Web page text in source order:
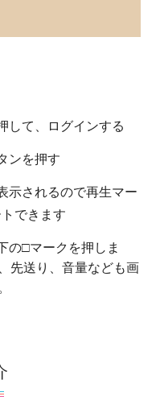
して、ログインする
ンを押す
示されるので再生マー
できます
の□マークを押しま
先送り、音量なども画